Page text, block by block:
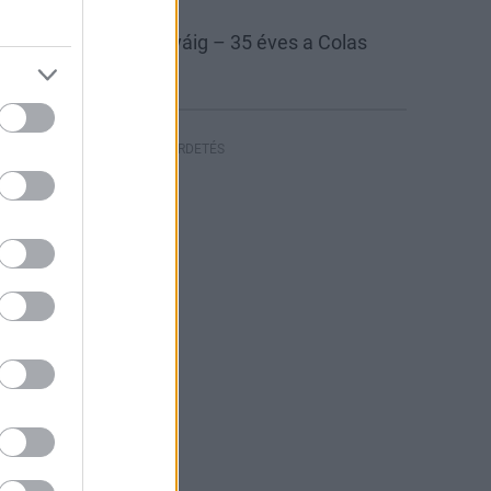
az autópályáig – 35 éves a Colas
HIRDETÉS